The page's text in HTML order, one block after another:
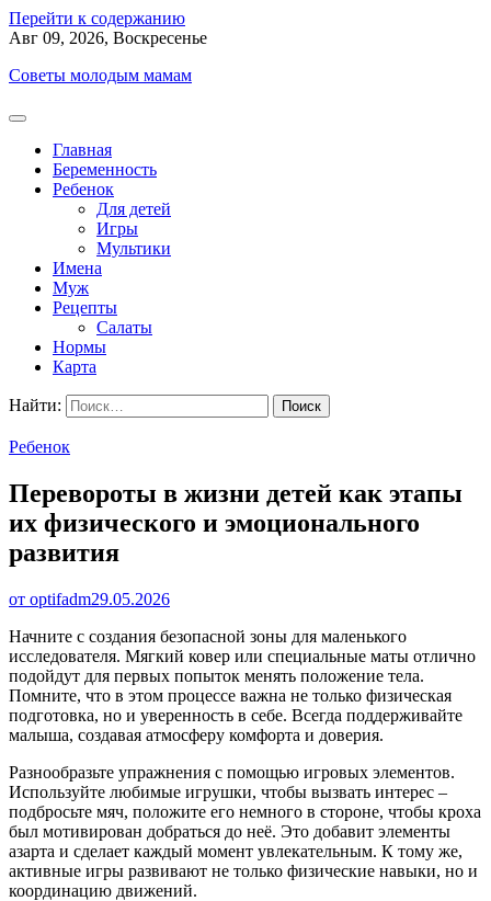
Перейти к содержанию
Авг 09, 2026, Воскресенье
Советы молодым мамам
Главная
Беременность
Ребенок
Для детей
Игры
Мультики
Имена
Муж
Рецепты
Салаты
Нормы
Карта
Найти:
Ребенок
Перевороты в жизни детей как этапы
их физического и эмоционального
развития
от optifadm29.05.2026
Начните с создания безопасной зоны для маленького
исследователя. Мягкий ковер или специальные маты отлично
подойдут для первых попыток менять положение тела.
Помните, что в этом процессе важна не только физическая
подготовка, но и уверенность в себе. Всегда поддерживайте
малыша, создавая атмосферу комфорта и доверия.
Разнообразьте упражнения с помощью игровых элементов.
Используйте любимые игрушки, чтобы вызвать интерес –
подбросьте мяч, положите его немного в стороне, чтобы кроха
был мотивирован добраться до неё. Это добавит элементы
азарта и сделает каждый момент увлекательным. К тому же,
активные игры развивают не только физические навыки, но и
координацию движений.